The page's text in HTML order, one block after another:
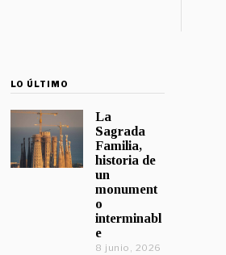
LO ÚLTIMO
La
Sagrada
Familia,
historia de
un
monument
o
interminabl
e
8 junio, 2026